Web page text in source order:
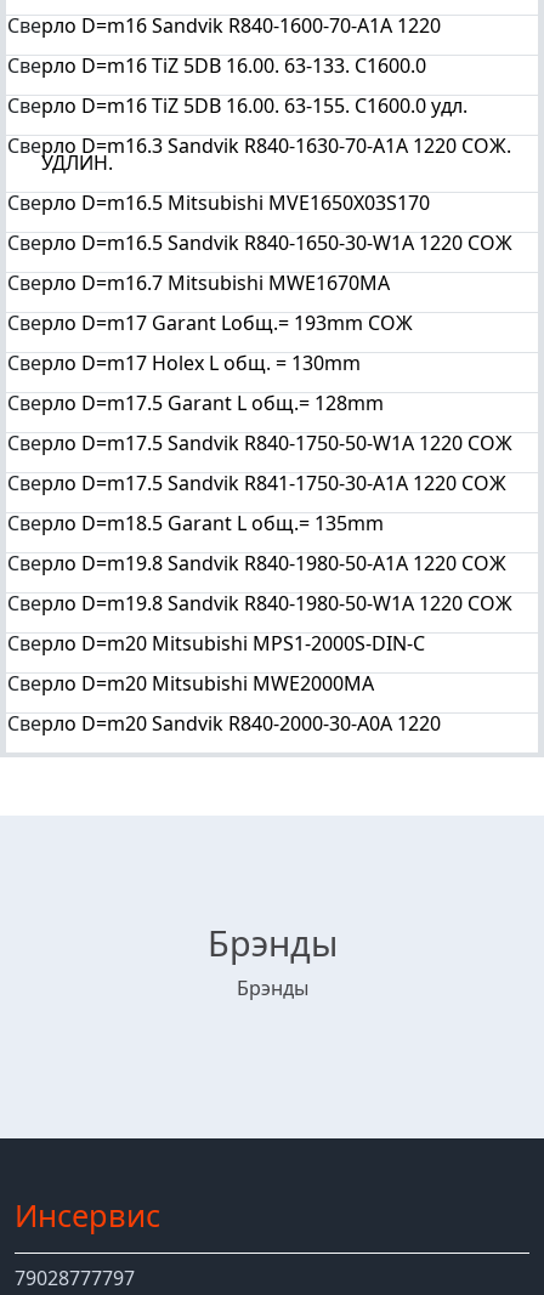
Сверло D=m16 Sandvik R840-1600-70-A1A 1220
Сверло D=m16 TiZ 5DB 16.00. 63-133. C1600.0
Сверло D=m16 TiZ 5DB 16.00. 63-155. C1600.0 удл.
Сверло D=m16.3 Sandvik R840-1630-70-A1A 1220 СОЖ.
УДЛИН.
Сверло D=m16.5 Mitsubishi MVE1650X03S170
Сверло D=m16.5 Sandvik R840-1650-30-W1A 1220 СОЖ
Сверло D=m16.7 Mitsubishi MWE1670MA
Сверло D=m17 Garant Lобщ.= 193mm СОЖ
Сверло D=m17 Holex L общ. = 130mm
Сверло D=m17.5 Garant L общ.= 128mm
Сверло D=m17.5 Sandvik R840-1750-50-W1A 1220 СОЖ
Сверло D=m17.5 Sandvik R841-1750-30-A1A 1220 СОЖ
Сверло D=m18.5 Garant L общ.= 135mm
Сверло D=m19.8 Sandvik R840-1980-50-A1A 1220 СОЖ
Сверло D=m19.8 Sandvik R840-1980-50-W1A 1220 СОЖ
Сверло D=m20 Mitsubishi MPS1-2000S-DIN-C
Сверло D=m20 Mitsubishi MWE2000MA
Сверло D=m20 Sandvik R840-2000-30-A0A 1220
Брэнды
Брэнды
Инсервис
79028777797